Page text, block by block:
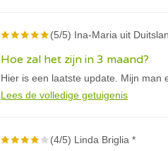
(5/5) Ina-Maria uit
Hoe zal het zijn in 3 maand?
Hier is een laatste update. Mijn man
Lees de volledige getuigenis
(4/5) Linda Briglia *